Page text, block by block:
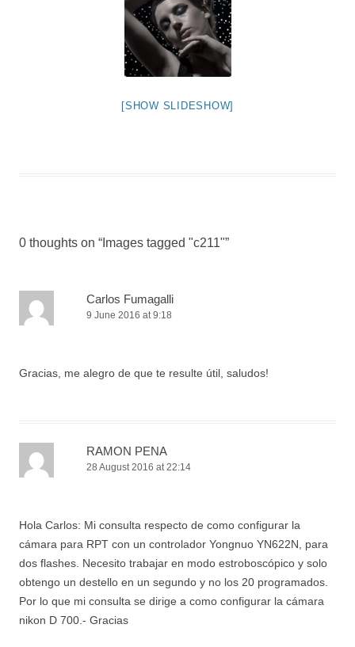
[SHOW SLIDESHOW]
0 thoughts on “ Images tagged "c211"”
Carlos Fumagalli
9 June 2016 at 9:18
Gracias, me alegro de que te resulte útil, saludos!
RAMON PENA
28 August 2016 at 22:14
Hola Carlos: Mi consulta respecto de como configurar la
cámara para RPT con un controlador Yongnuo YN622N, para
dos flashes. Necesito trabajar en modo estroboscópico y solo
obtengo un destello en un segundo y no los 20 programados.
Por lo que mi consulta se dirige a como configurar la cámara
nikon D 700.- Gracias